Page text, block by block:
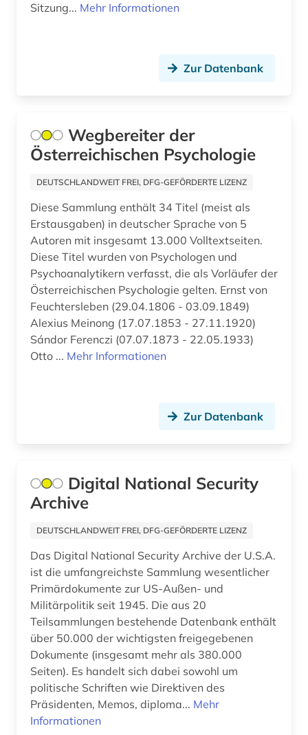
geschichte 1500 – 1800 (1)
geschichte 1500-1800 (1)
geschichte 1500-1850 (1)
geschichte 1500-1970 (1)
geschichte 1500-2000 (1)
geschichte 1521-1618 (1)
geschichte 1550-1630 (1)
geschichte 1554 – 2007 (1)
geschichte 1570-1732 (1)
geschichte 1600-1995 (1)
geschichte 1692-1998 (1)
geschichte 1700-1900 (2)
geschichte 1747-1896 (1)
geschichte 1751-1772 (1)
geschichte 1789-1960 (1)
geschichte 1792-1918 (1)
geschichte 1797-1947 (1)
geschichte 1818-1889 (1)
Sitzung... Mehr Informationen
Zur Datenbank
Wegbereiter der
Österreichischen Psychologie
DEUTSCHLANDWEIT FREI, DFG-GEFÖRDERTE LIZENZ
Diese Sammlung enthält 34 Titel (meist als
Erstausgaben) in deutscher Sprache von 5
Autoren mit insgesamt 13.000 Volltextseiten.
Diese Titel wurden von Psychologen und
Psychoanalytikern verfasst, die als Vorläufer der
Österreichischen Psychologie gelten. Ernst von
Feuchtersleben (29.04.1806 - 03.09.1849)
Alexius Meinong (17.07.1853 - 27.11.1920)
Sándor Ferenczi (07.07.1873 - 22.05.1933)
Otto ... Mehr Informationen
Zur Datenbank
Digital National Security
Archive
DEUTSCHLANDWEIT FREI, DFG-GEFÖRDERTE LIZENZ
Das Digital National Security Archive der U.S.A.
ist die umfangreichste Sammlung wesentlicher
Primärdokumente zur US-Außen- und
Militärpolitik seit 1945. Die aus 20
Teilsammlungen bestehende Datenbank enthält
über 50.000 der wichtigsten freigegebenen
Dokumente (insgesamt mehr als 380.000
Seiten). Es handelt sich dabei sowohl um
politische Schriften wie Direktiven des
Präsidenten, Memos, diploma... Mehr
Informationen